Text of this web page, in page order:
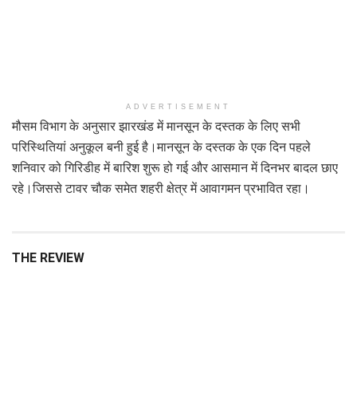
ADVERTISEMENT
मौसम विभाग के अनुसार झारखंड में मानसून के दस्तक के लिए सभी
परिस्थितियां अनुकूल बनी हुई है।मानसून के दस्तक के एक दिन पहले
शनिवार को गिरिडीह में बारिश शुरू हो गई और आसमान में दिनभर बादल छाए
रहे।जिससे टावर चौक समेत शहरी क्षेत्र में आवागमन प्रभावित रहा।
THE REVIEW